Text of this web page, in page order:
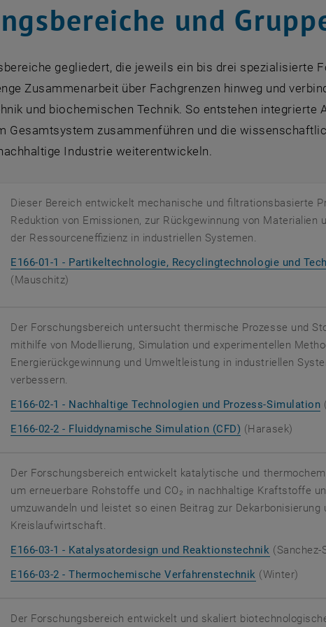
und
gegliedert, die jeweils ein bis drei spezialisierte
Zusammenarbeit über Fachgrenzen hinweg und
und biochemischen Technik. So entstehen integrierte
Gesamtsystem zusammenführen und die
Industrie weiterentwickeln.
Dieser Bereich entwickelt mechanische und filtrationsbasierte
Reduktion von Emissionen, zur Rückgewinnung von Materialien
der Ressourceneffizienz in industriellen Systemen.
E166-01-1 - Partikeltechnologie, Recyclingtechnologie und
(Mauschitz)
Der Forschungsbereich untersucht thermische Prozesse und
mithilfe von Modellierung, Simulation und experimentellen
Energierückgewinnung und Umweltleistung in industriellen
verbessern.
E166-02-1 - Nachhaltige Technologien und Prozess-Simulation
E166-02-2 - Fluiddynamische Simulation (CFD) (Harasek)
Der Forschungsbereich entwickelt katalytische und
um erneuerbare Rohstoffe und CO₂ in nachhaltige Kraftstoffe
umzuwandeln und leistet so einen Beitrag zur Dekarbonisierung
Kreislaufwirtschaft.
E166-03-1 - Katalysatordesign und Reaktionstechnik (Sanchez-
E166-03-2 - Thermochemische Verfahrenstechnik (Winter)
Der Forschungsbereich entwickelt und skaliert